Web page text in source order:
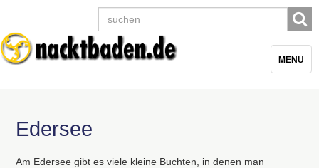
Toggle
MENU
Edersee
Am Edersee gibt es viele kleine Buchten, in denen man